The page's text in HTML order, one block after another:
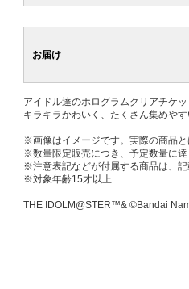
お届け
アイドル達のホログラムクリアチケッ
キラキラかわいく、たくさん集めや
※画像はイメージです。実際の商品と
※数量限定販売につき、予定数量に達
※注意表記などが付属する商品は、記
※対象年齢15才以上
THE IDOLM@STER™& ©Bandai